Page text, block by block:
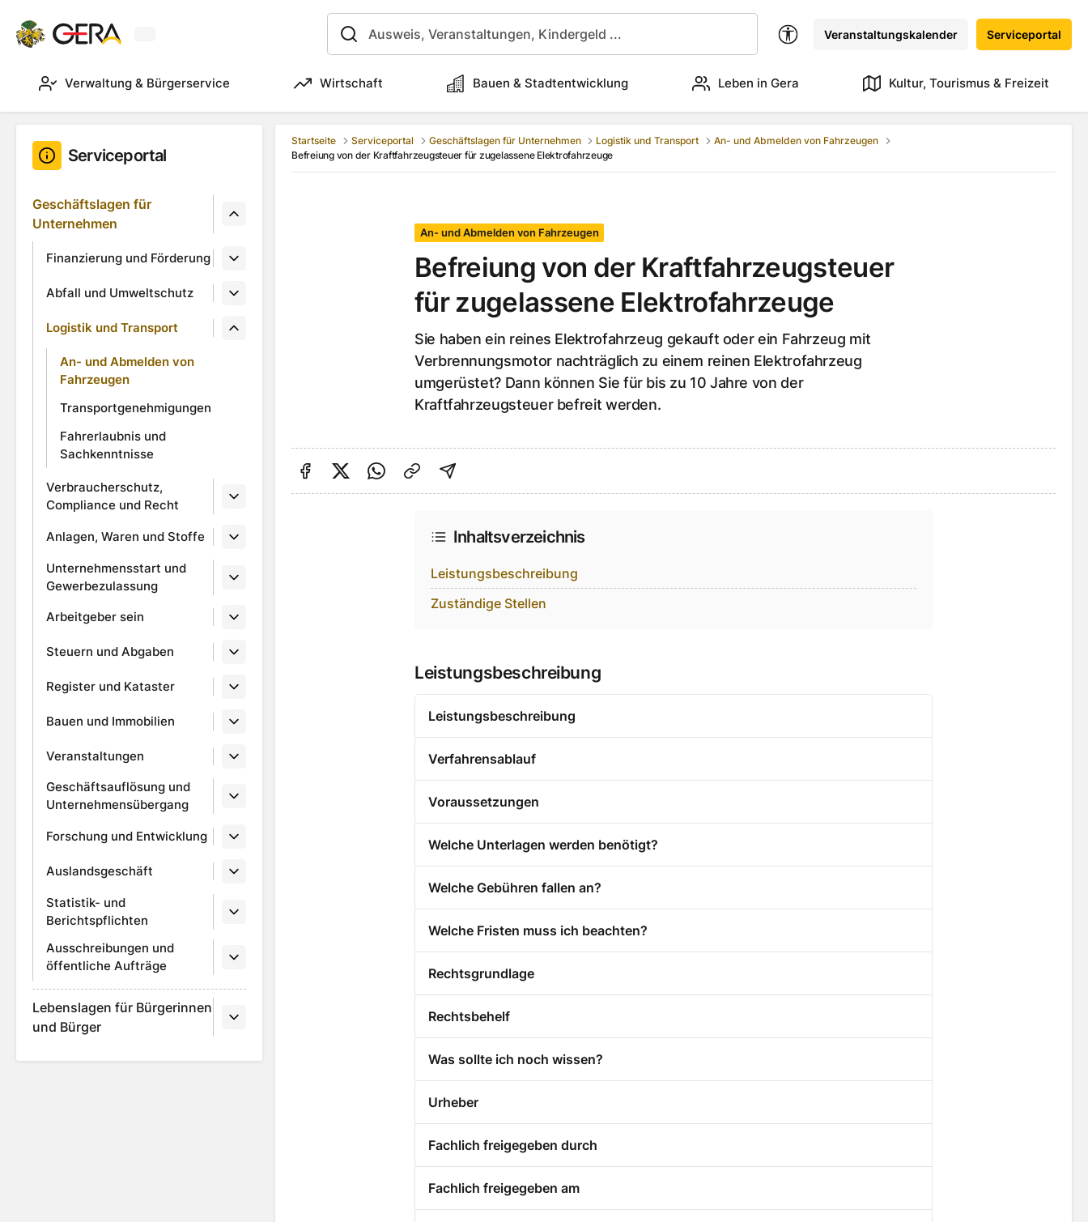
Veranstaltungskalender Serviceportal
Verwaltung & Bürgerservice Wirtschaft Bauen & Stadtentwicklung Leben in Gera Kultur, Tourismus & Freizeit
Serviceportal
Geschäftslagen für
Unternehmen
Finanzierung und Förderung
Abfall und Umweltschutz
Logistik und Transport
An- und Abmelden von
Fahrzeugen
Transportgenehmigungen
Fahrerlaubnis und
Sachkenntnisse
Verbraucherschutz,
Compliance und Recht
Anlagen, Waren und Stoffe
Unternehmensstart und
Gewerbezulassung
Arbeitgeber sein
Steuern und Abgaben
Register und Kataster
Bauen und Immobilien
Veranstaltungen
Geschäftsauflösung und
Unternehmensübergang
Forschung und Entwicklung
Auslandsgeschäft
Statistik- und
Berichtspflichten
Ausschreibungen und
öffentliche Aufträge
Lebenslagen für Bürgerinnen
und Bürger
Startseite Serviceportal Geschäftslagen für Unternehmen Logistik und Transport
An- und Abmelden von Fahrzeugen
Befreiung von der Kraftfahrzeugsteuer für zugelassene Elektrofahrzeuge
An- und Abmelden von Fahrzeugen
Befreiung von der Kraftfahrzeugsteuer
für zugelassene Elektrofahrzeuge
Sie haben ein reines Elektrofahrzeug gekauft oder ein Fahrzeug mit
Verbrennungsmotor nachträglich zu einem reinen Elektrofahrzeug
umgerüstet? Dann können Sie für bis zu 10 Jahre von der
Kraftfahrzeugsteuer befreit werden.
Auf Facebook teilen
Auf Twitter teilen
Per Link teilen
shareViaEmail
Inhaltsverzeichnis
Leistungsbeschreibung
Zuständige Stellen
Leistungsbeschreibung
Leistungsbeschreibung
Verfahrensablauf
Voraussetzungen
Welche Unterlagen werden benötigt?
Welche Gebühren fallen an?
Welche Fristen muss ich beachten?
Rechtsgrundlage
Rechtsbehelf
Was sollte ich noch wissen?
Urheber
Fachlich freigegeben durch
Fachlich freigegeben am